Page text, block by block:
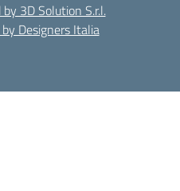
3D Solution S.r.l.
Designers Italia